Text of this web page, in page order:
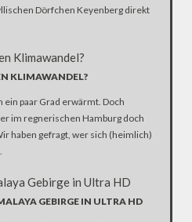
Dörfchen Keyenberg direkt
KLIMAWANDEL?
ein paar Grad erwärmt. Doch
im regnerischen Hamburg doch
haben gefragt, wer sich (heimlich)
GEBIRGE IN ULTRA HD